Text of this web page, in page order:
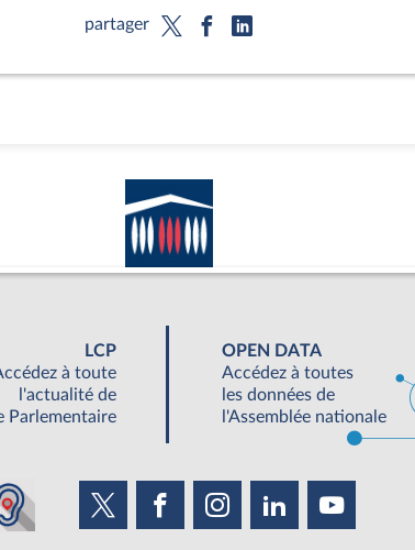
partager
LCP
à toute
l'actualité de
Parlementaire
OPEN DATA
Accédez à toutes
les données de
l'Assemblée nationale